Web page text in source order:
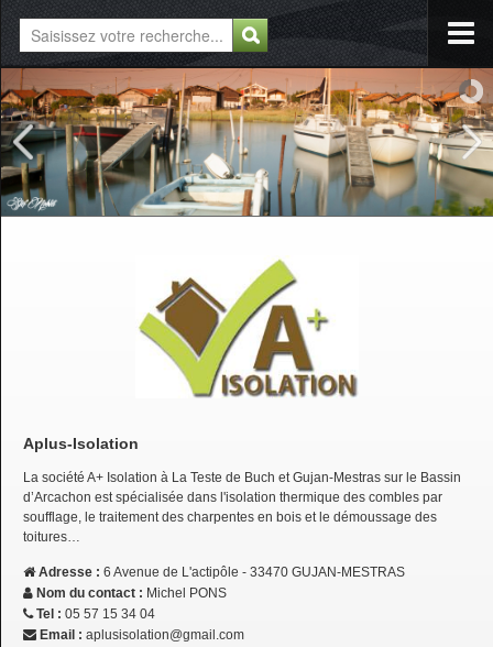
Aplus-Isolation
La société A+ Isolation à La Teste de Buch et Gujan-Mestras sur le Bassin
d’Arcachon est spécialisée dans l'isolation thermique des combles par
soufflage, le traitement des charpentes en bois et le démoussage des
toitures…
Adresse : 6 Avenue de L'actipôle - 33470 GUJAN-MESTRAS
Nom du contact : Michel PONS
Tel : 05 57 15 34 04
Email : aplusisolation@gmail.com